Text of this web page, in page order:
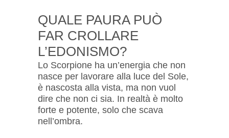
QUALE PAURA PUÒ
FAR CROLLARE
L’EDONISMO?
Lo Scorpione ha un’energia che non
nasce per lavorare alla luce del Sole,
è nascosta alla vista, ma non vuol
dire che non ci sia. In realtà è molto
forte e potente, solo che scava
nell’ombra.